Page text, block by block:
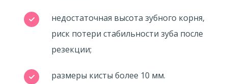
недостаточная высота зубного корня,
риск потери стабильности зуба после
резекции;
размеры кисты более 10 мм.